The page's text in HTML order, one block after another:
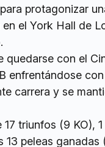
protagonizar
el York Hall de
con el
enfrentándose
carrera y se
triunfos (9 KO),
peleas